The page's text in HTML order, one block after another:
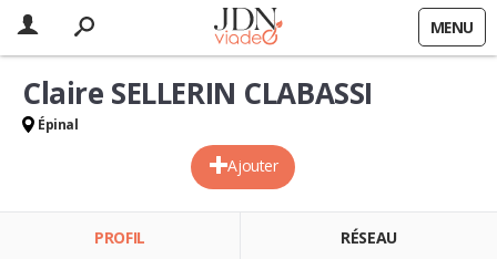
MENU
Ajouter
Claire SELLERIN CLABASSI
Épinal
PROFIL RÉSEAU